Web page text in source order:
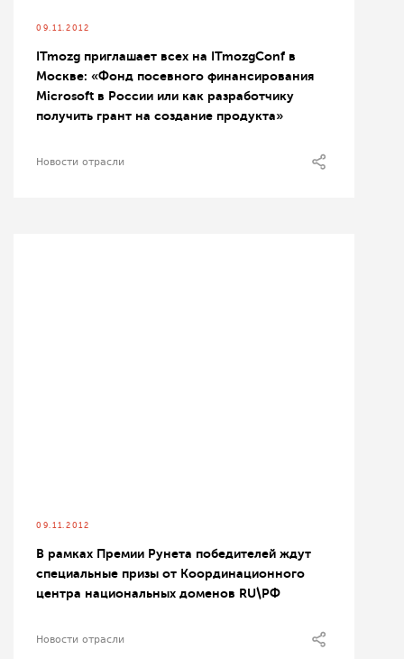
09.11.2012
ITmozg приглашает всех на ITmozgConf в
Москве: «Фонд посевного финансирования
Microsoft в России или как разработчику
получить грант на создание продукта»
Новости отрасли
09.11.2012
В рамках Премии Рунета победителей ждут
специальные призы от Координационного
центра национальных доменов RU\РФ
Новости отрасли